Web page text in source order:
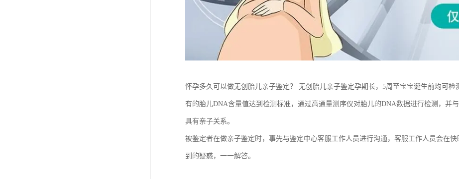
怀孕多久可以做无创胎儿亲子鉴定？ 无创胎儿亲子鉴定孕期长，5周至宝宝诞生前均可
有的胎儿DNA含量值达到检测标准，通过高通量测序仪对胎儿的DNA数据进行检测，并
具有亲子关系。
被鉴定者在做亲子鉴定时，事先与鉴定中心客服工作人员进行沟通，客服工作人员会在
到的疑惑，一一解答。